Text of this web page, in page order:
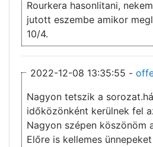
Rourkera hasonlitani,
jutott eszembe amikor
10/4.
2022-12-08 13:35:55 -
Nagyon tetszik a
időközönként kerülnek fel
Nagyon szépen köszönöm
Előre is kellemes